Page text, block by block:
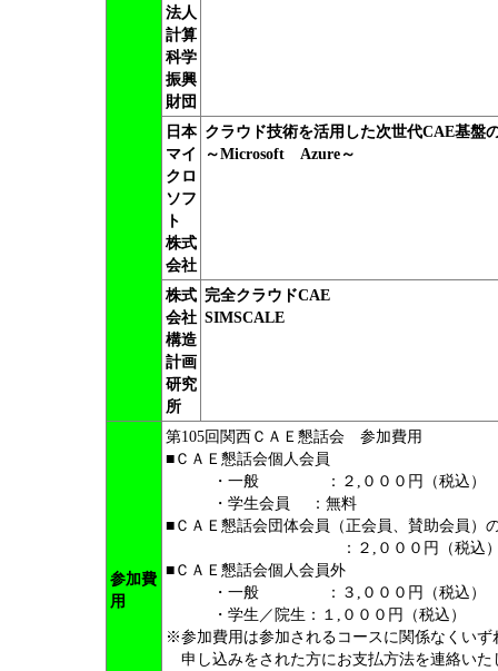
法人
計算
科学
振興
財団
日本
マイ
クロ
ソフ
ト
株式
会社
クラウド技術を活用した次世代CAE基盤
～Microsoft Azure～
株式
会社
構造
計画
研究
所
完全クラウドCAE
SIMSCALE
参加費
用
第105回関西ＣＡＥ懇話会 参加費用
■ＣＡＥ懇話会個人会員
・一般 ：２,０００円（税込）
・学生会員 ：無料
■ＣＡＥ懇話会団体会員（正会員、賛助会員）
：２,０００円（税込
■ＣＡＥ懇話会個人会員外
・一般 ：３,０００円（税込）
・学生／院生：１,０００円（税込）
※参加費用は参加されるコースに関係なくい
申し込みをされた方にお支払方法を連絡いた